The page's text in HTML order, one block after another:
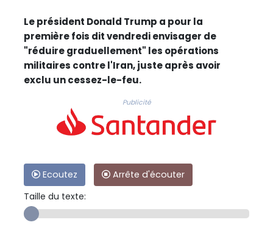
Le président Donald Trump a pour la
première fois dit vendredi envisager de
"réduire graduellement" les opérations
militaires contre l'Iran, juste après avoir
exclu un cessez-le-feu.
Publicité
Ecoutez
Arrête d'écouter
Taille du texte: